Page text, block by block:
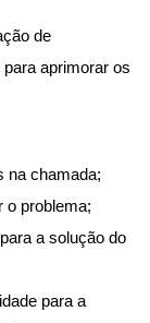
de
aprimorar os
na chamada;
o problema;
a solução do
para a